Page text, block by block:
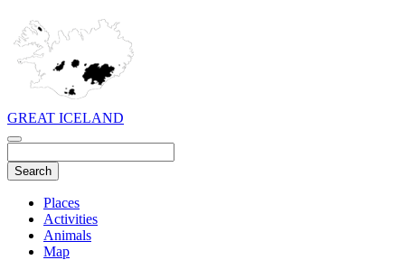
GREAT ICELAND
Places
Activities
Animals
Map